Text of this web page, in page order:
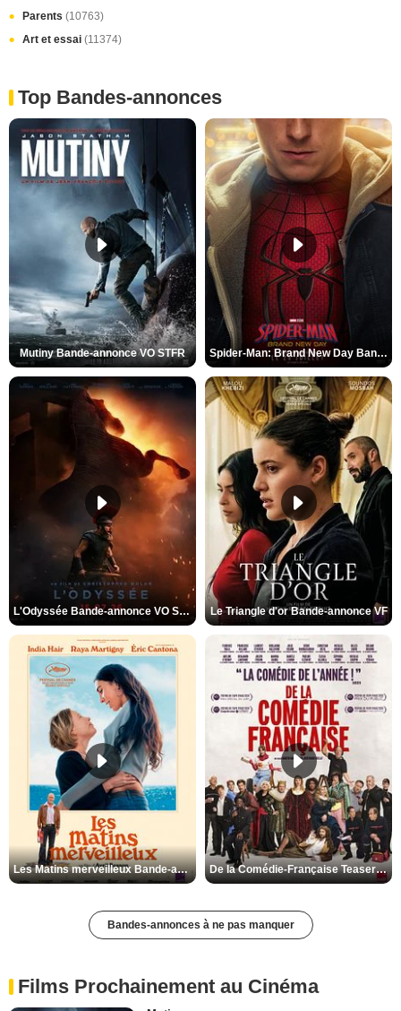
Parents (10763)
Art et essai (11374)
Top Bandes-annonces
Mutiny Bande-annonce VO STFR Spider-Man: Brand New Day Bande-annonce VO STFR
L'Odyssée Bande-annonce VO STFR Le Triangle d'or Bande-annonce VF
Les Matins merveilleux Bande-annonce VF De la Comédie-Française Teaser VF
Bandes-annonces à ne pas manquer
Films Prochainement au Cinéma